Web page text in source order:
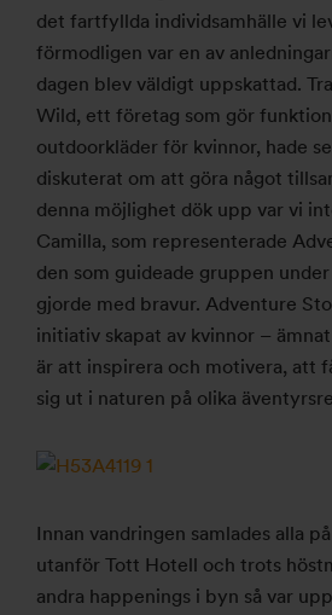
det fartfyllda individsamhälle vi
förmodligen var en av
dagen blev väldigt uppskattad.
Wild, ett företag som gör
outdoorkläder för kvinnor, hade
diskuterat om att göra något
denna möjlighet dök upp var vi
Camilla, som representerade
den som guideade gruppen
gjorde med bravur. Adventure
initiativ skapat av kvinnor –
är att inspirera och motivera, att
sig ut i naturen på olika
Innan vandringen samlades alla
utanför Tott Hotell och trots
andra happenings i byn så var